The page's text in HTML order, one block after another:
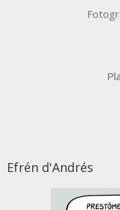
Efrén d'Andrés